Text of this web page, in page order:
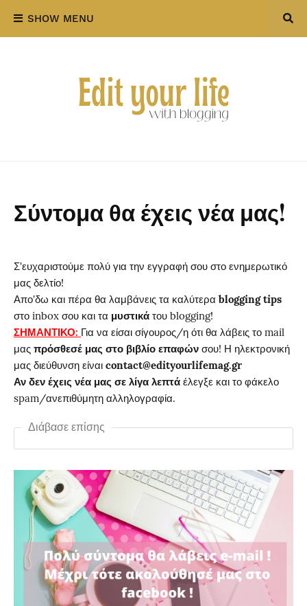
SHOW MENU
Σύντομα θα έχεις νέα μας!
Σ'ευχαριστούμε πολύ για την εγγραφή σου στο ενημερωτικό
μας δελτίο!
Απο'δω και πέρα θα λαμβάνεις τα καλύτερα blogging tips
στο inbox σου και τα μυστικά του blogging!
ΣΗΜΑΝΤΙΚΟ: Για να είσαι σίγουρος/η ότι θα λάβεις το mail
μας πρόσθεσέ μας στο βιβλίο επαφών σου! Η ηλεκτρονική
μας διεύθυνση είναι contact@edityourlifemag.gr
Αν δεν έχεις νέα μας σε λίγα λεπτά έλεγξε και το φάκελο
spam/ανεπιθύμητη αλληλογραφία.
Διάβασε επίσης